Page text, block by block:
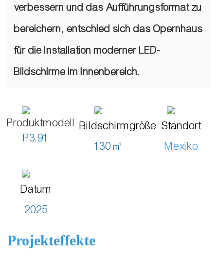
verbessern und das Aufführungsformat zu
bereichern, entschied sich das Opernhaus
für die Installation moderner LED-
Bildschirme im Innenbereich.
Produktmodell
P3.91
Bildschirmgröße
130㎡
Standort
Mexiko
Datum
2025
Projekteffekte